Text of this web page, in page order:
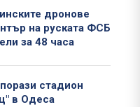
дронове
на руската ФСБ
за 48 часа
стадион
в Одеса